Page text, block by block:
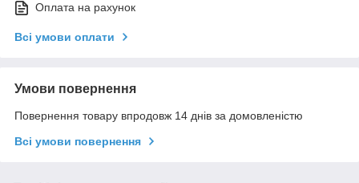
Оплата на рахунок
Всі умови оплати
Умови повернення
Повернення товару впродовж 14 днів за домовленістю
Всі умови повернення